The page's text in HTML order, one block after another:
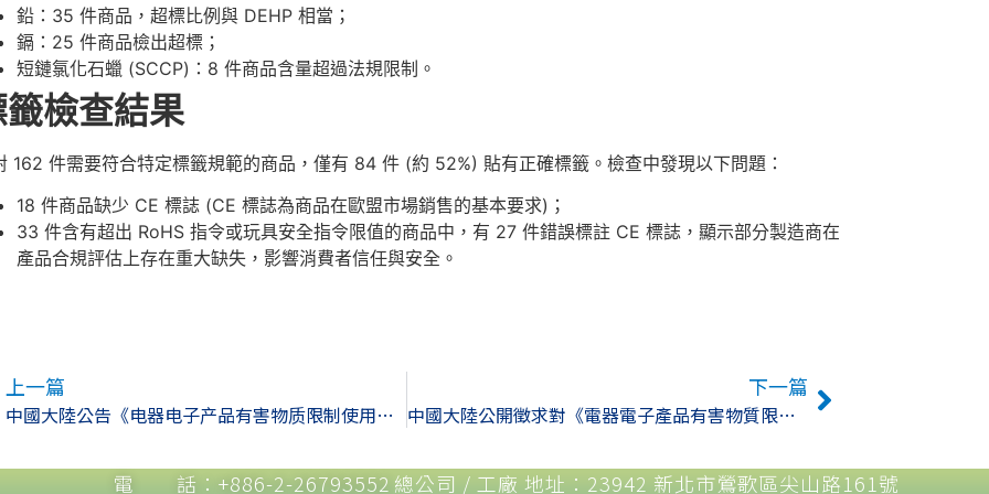
鉛：35 件商品，超標比例與 DEHP 相當；
鎘：25 件商品檢出超標；
短鏈氯化石蠟 (SCCP)：8 件商品含量超過法規限制。
檢查結果
162 件需要符合特定標籤規範的商品，僅有 84 件 (約 52%) 貼有正確標籤。檢查中發現以下問題：
18 件商品缺少 CE 標誌 (CE 標誌為商品在歐盟市場銷售的基本要求)；
33 件含有超出 RoHS 指令或玩具安全指令限值的商品中，有 27 件錯誤標註 CE 標誌，顯示部分製造商在
產品合規評估上存在重大缺失，影響消費者信任與安全。
上一篇
中國大陸公告《电器电子产品有害物质限制使用标识要求》行業標準
下一篇
中國大陸公開徵求對《電器電子產品有害物質限制使用要求》國家標準（徵求意見稿）的意見
電 話：+886-2-26793552 總公司 / 工廠 地址：23942 新北市鶯歌區尖山路161號